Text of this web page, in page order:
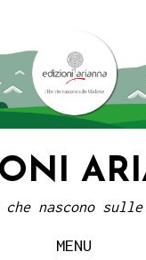
nascono sulle
MENU